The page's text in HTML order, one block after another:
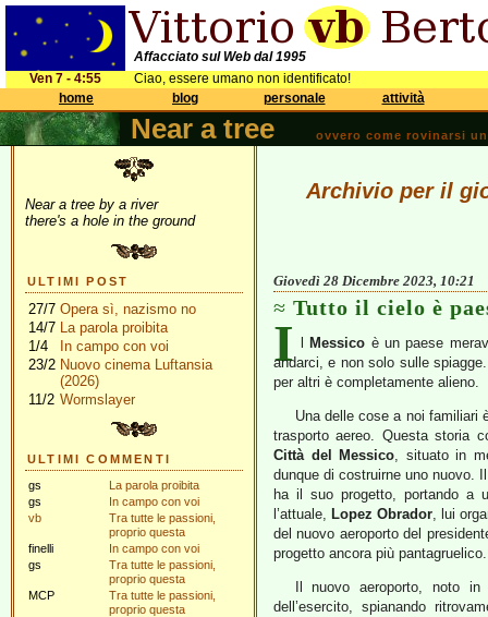
Affacciato sul Web dal 1995
Ven 7 - 4:55
Ciao, essere umano non identificato!
home
blog personale attività
Near a tree ovvero come rovinarsi
Near a tree by a river
there's a hole in the ground
ULTIMI POST
27/7 Opera sì, nazismo no
14/7 La parola proibita
1/4
In campo con voi
23/2 Nuovo cinema Luftansia
(2026)
11/2 Wormslayer
ULTIMI COMMENTI
gs
La parola proibita
gs
In campo con voi
vb
Tra tutte le passioni,
proprio questa
finelli
In campo con voi
gs
Tra tutte le passioni,
proprio questa
MCP
Tra tutte le passioni,
proprio questa
Archivio per il
Giovedì 28 Dicembre 2023, 10:21
Tutto il cielo è
I Messico è un paese
andarci, e non solo sulle
per altri è completamente alieno.
Una delle cose a noi familiari
trasporto aereo. Questa storia
Città del Messico, situato in
dunque di costruirne uno nuovo.
ha il suo progetto, portando a
l’attuale, Lopez Obrador, lui
del nuovo aeroporto del
progetto ancora più pantagruelico.
Il nuovo aeroporto, noto
dell’esercito, spianando